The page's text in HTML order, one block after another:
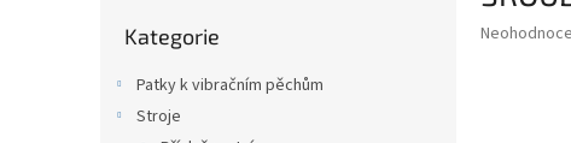
kategorie
Kategorie
Patky k vibračním pěchům
Stroje
Průměrné